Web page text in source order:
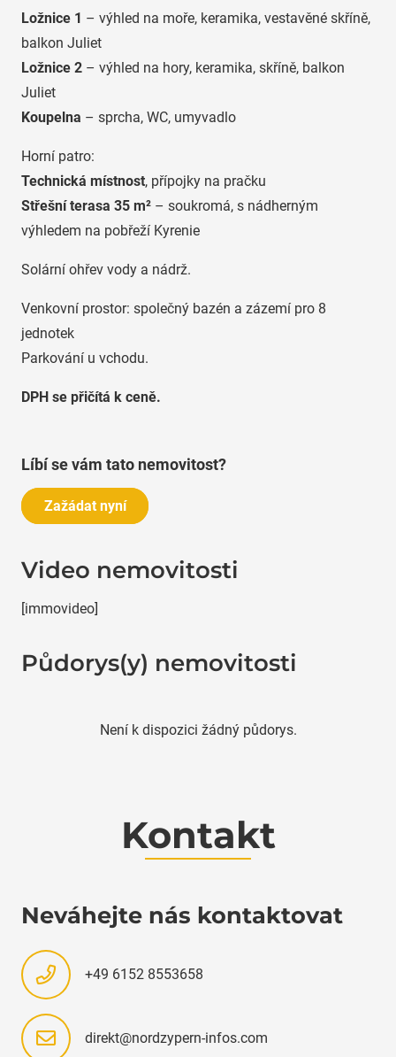
Ložnice 1 – výhled na moře, keramika, vestavěné skříně,
balkon Juliet
Ložnice 2 – výhled na hory, keramika, skříně, balkon
Juliet
Koupelna – sprcha, WC, umyvadlo
Horní patro:
Technická místnost, přípojky na pračku
Střešní terasa 35 m² – soukromá, s nádherným
výhledem na pobřeží Kyrenie
Solární ohřev vody a nádrž.
Venkovní prostor: společný bazén a zázemí pro 8
jednotek
Parkování u vchodu.
DPH se přičítá k ceně.
Líbí se vám tato nemovitost?
Zažádat nyní
Video nemovitosti
[immovideo]
Půdorys(y) nemovitosti
Není k dispozici žádný půdorys.
Kontakt
Neváhejte nás kontaktovat
+49 6152 8553658
direkt@nordzypern-infos.com